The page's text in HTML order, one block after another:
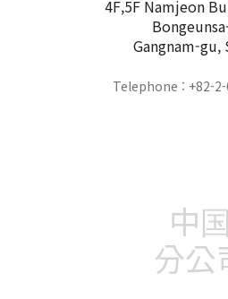
4F,5F Namjeon
Gangnam-gu,
Telephone : +82-
中国
分公